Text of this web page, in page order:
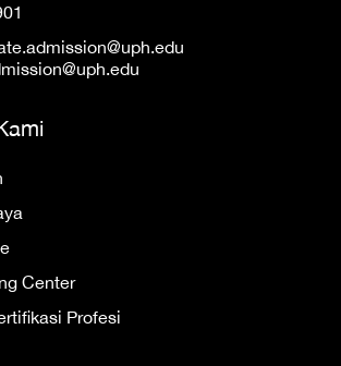
Center
Profesi